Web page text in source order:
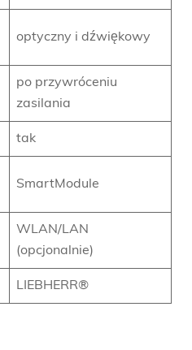
optyczny i dźwiękowy
po przywróceniu
zasilania
tak
SmartModule
WLAN/LAN
(opcjonalnie)
LIEBHERR®